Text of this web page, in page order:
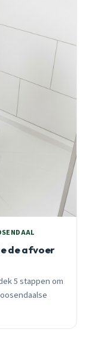
de afvoer
5 stappen om